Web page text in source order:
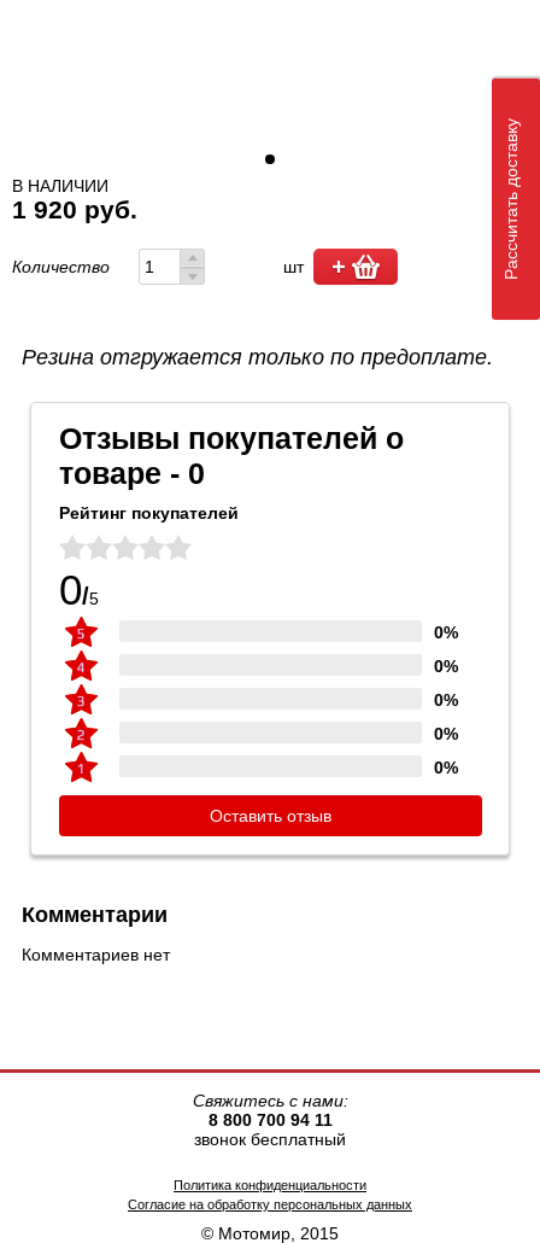
В НАЛИЧИИ
1 920 руб.
Количество шт
Резина отгружается только по предоплате.
Отзывы покупателей о
товаре - 0
Рейтинг покупателей
0/5
0%
0%
0%
0%
0%
Оставить отзыв
Комментарии
Комментариев нет
© Мотомир, 2015
Политика конфиденциальности
Согласие на обработку персональных данных
Свяжитесь с нами:
8 800 700 94 11
звонок бесплатный
Рассчитать доставку